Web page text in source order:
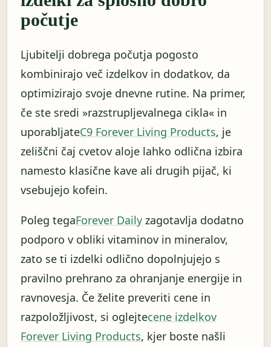
počutje
Ljubitelji dobrega počutja pogosto
kombinirajo več izdelkov in dodatkov, da
optimizirajo svoje dnevne rutine. Na primer,
če ste sredi »razstrupljevalnega cikla« in
uporabljateC9 Forever Living Products, je
zeliščni čaj cvetov aloje lahko odlična izbira
namesto klasične kave ali drugih pijač, ki
vsebujejo kofein.
Poleg tegaForever Daily zagotavlja dodatno
podporo v obliki vitaminov in mineralov,
zato se ti izdelki odlično dopolnjujejo s
pravilno prehrano za ohranjanje energije in
ravnovesja. Če želite preveriti cene in
razpoložljivost, si oglejtecene izdelkov
Forever Living Products, kjer boste našli